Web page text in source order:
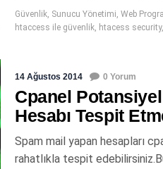
Güvenlik, Sunucu Yönetimi, Web
htaccess ile güvenlik, htacess security,
14 Ağustos 2014 0 Yorum
Cpanel
Hesabı Tespit
Spam mail yapan hesapları
rahatlıkla tespit